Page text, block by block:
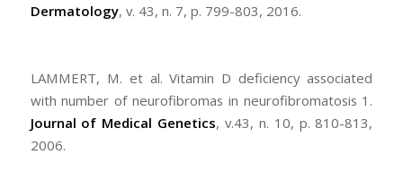
Dermatology, v. 43, n. 7, p. 799-803, 2016.
LAMMERT, M. et al. Vitamin D deficiency associated
with number of neurofibromas in neurofibromatosis 1.
Journal of Medical Genetics, v.43, n. 10, p. 810-813,
2006.